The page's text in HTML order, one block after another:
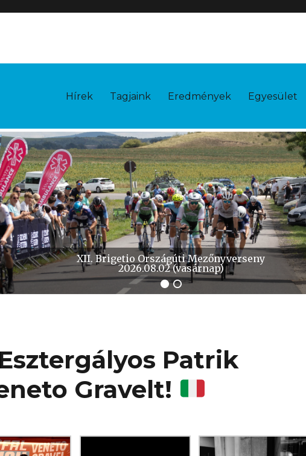
Hírek Tagjaink Eredmények Egyesület
X. Brigetio Időfutam
2026.10.11 (vasárnap)
Esztergályos Patrik
Gravelt!